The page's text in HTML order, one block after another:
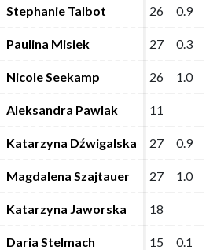
Stephanie Talbot 26 0.9
Paulina Misiek 27 0.3
Nicole Seekamp 26 1.0
Aleksandra Pawlak 11
Katarzyna Dźwigalska 27 0.9
Magdalena Szajtauer 27 1.0
Katarzyna Jaworska 18
Daria Stelmach 15 0.1
Stephanie Talbot 26 0.9
Paulina Misiek 27 0.3
Nicole Seekamp 26 1.0
Aleksandra Pawlak 11
Katarzyna Dźwigalska 27 0.9
Magdalena Szajtauer 27 1.0
Katarzyna Jaworska 18
Daria Stelmach 15 0.1